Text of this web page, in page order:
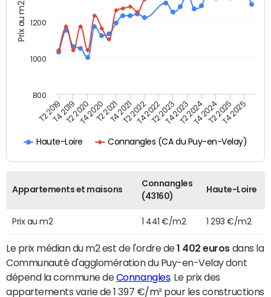
Prix au m2
Haute-Loire Connangles (CA du Puy-en-Velay)
T2 2019T4 2019T2 2020T4 2020T2 2021T4 2021T2 2022T4 2022T2 2023T4 2023T2 2024T4 2024T2 2025T4 2025
1000
1200
800
Appartements et maisons
Connangles
(43160)
Haute-Loire
Prix au m2 1 441 €/m2 1 293 €/m2
Le prix médian du m2 est de l'ordre de1 402 euros dans la
Communauté d'agglomération du Puy-en-Velay dont
dépend la commune deConnangles. Le prix des
appartements varie de 1 397 €/m² pour les constructions